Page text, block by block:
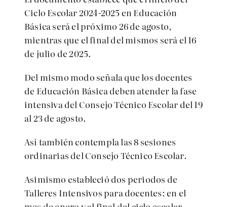
Ciclo Escolar 2024-2025 en Educación
Básica será el próximo 26 de agosto,
mientras que el final del mismos será el 16
de julio de 2025.
Del mismo modo señala que los docentes
de Educación Básica deben atender la fase
intensiva del Consejo Técnico Escolar del 19
al 23 de agosto.
Así también contempla las 8 sesiones
ordinarias del Consejo Técnico Escolar.
Asimismo estableció dos periodos de
Talleres Intensivos para docentes: en el